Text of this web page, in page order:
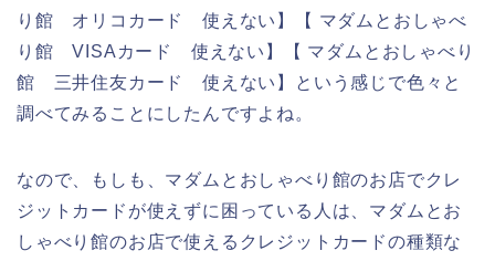
り館 オリコカード 使えない】【 マダムとおしゃべ
り館 VISAカード 使えない】【 マダムとおしゃべり
館 三井住友カード 使えない】という感じで色々と
調べてみることにしたんですよね。
なので、もしも、マダムとおしゃべり館のお店でクレ
ジットカードが使えずに困っている人は、マダムとお
しゃべり館のお店で使えるクレジットカードの種類な